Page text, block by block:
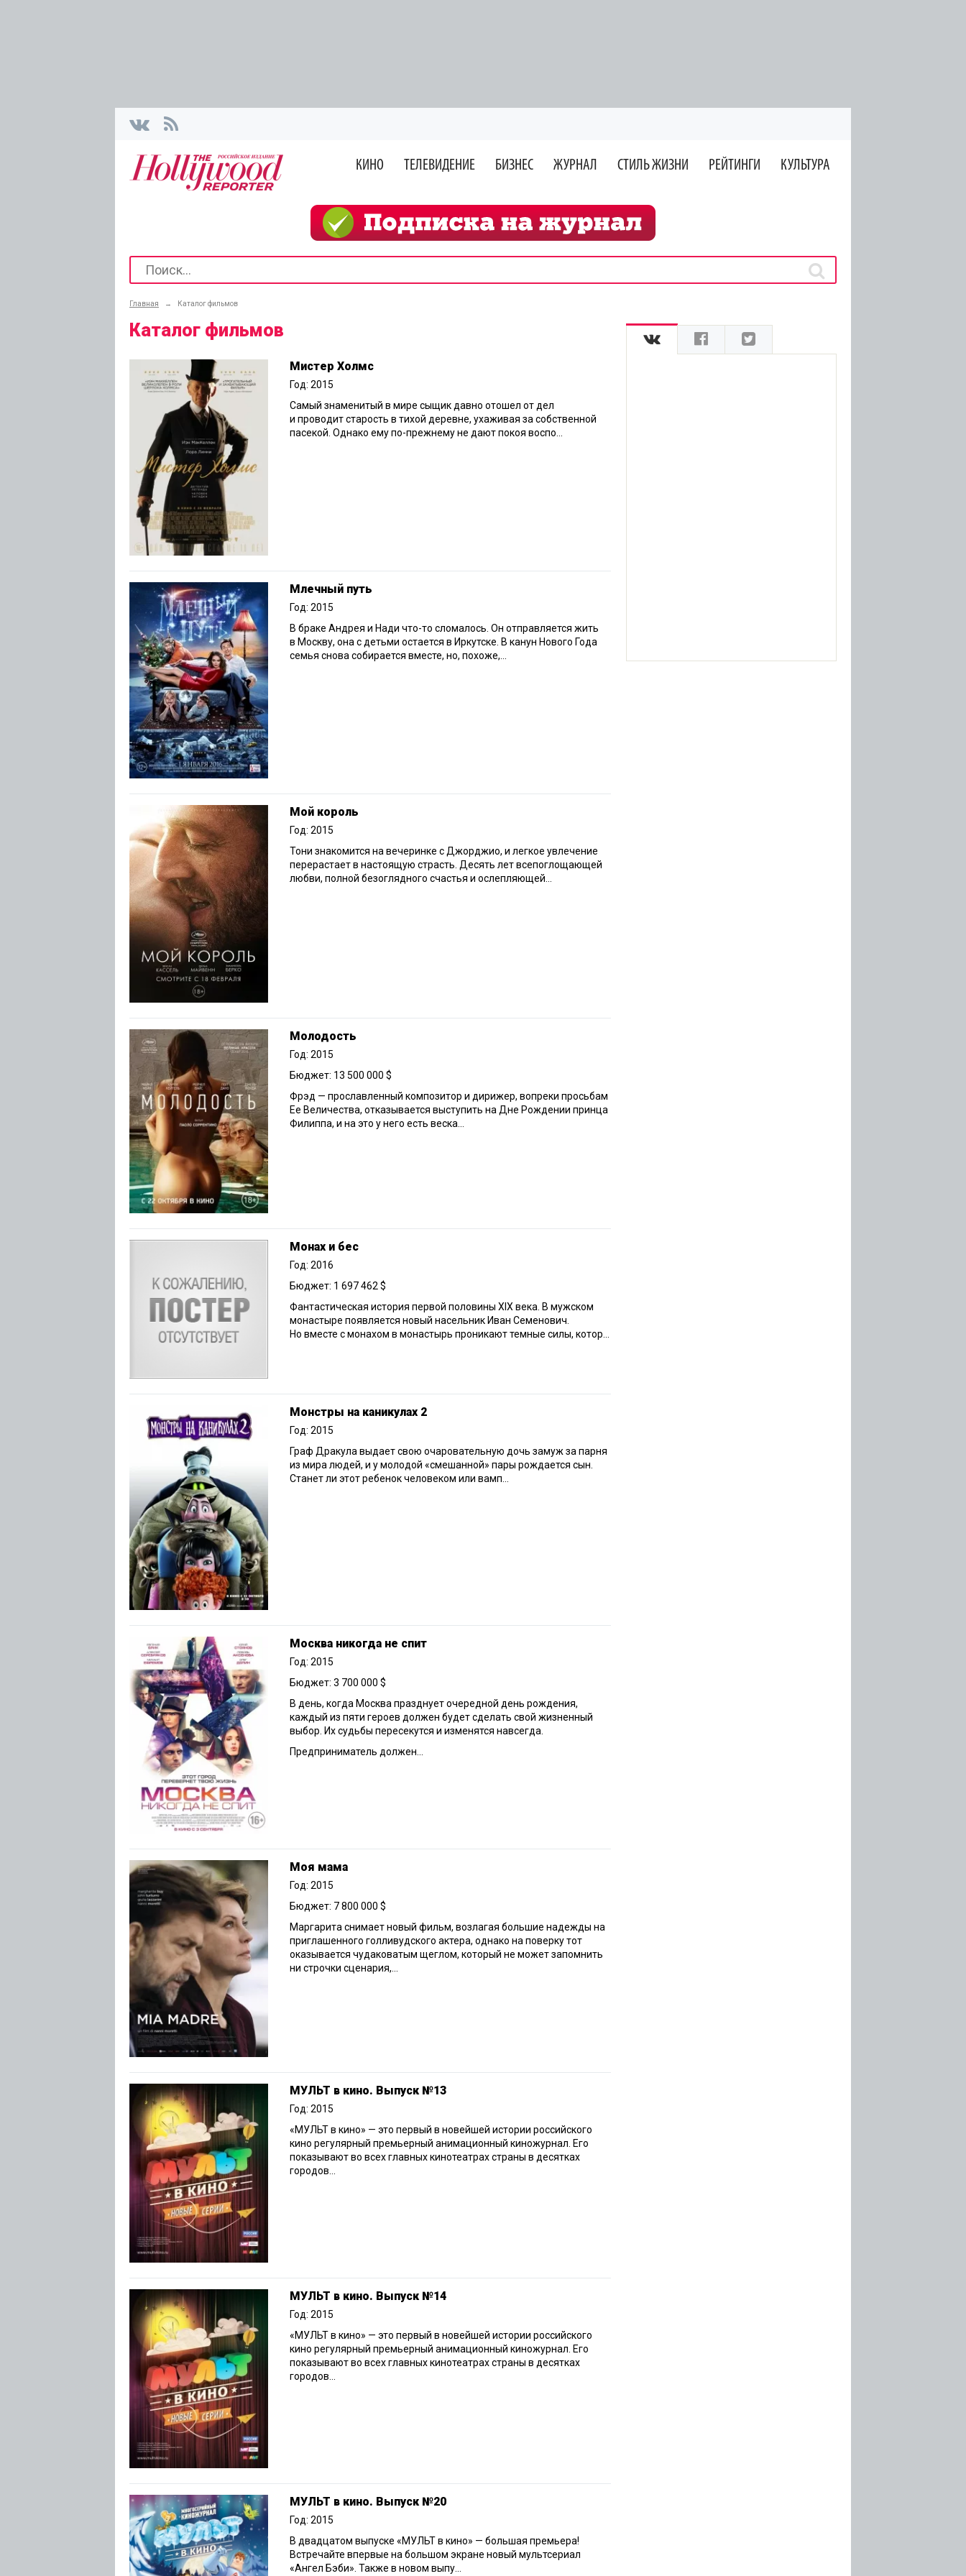
КИНО ТЕЛЕВИДЕНИЕ БИЗНЕС ЖУРНАЛ СТИЛЬ ЖИЗНИ РЕЙТИНГИ КУЛЬТУРА
Главная → Каталог фильмов
Каталог фильмов
Мистер Холмс
Год: 2015
Самый знаменитый в мире сыщик давно отошел от дел
и проводит старость в тихой деревне, ухаживая за собственной
пасекой. Однако ему по-прежнему не дают покоя воспо...
Млечный путь
Год: 2015
В браке Андрея и Нади что-то сломалось. Он отправляется жить
в Москву, она с детьми остается в Иркутске. В канун Нового Года
семья снова собирается вместе, но, похоже,...
Мой король
Год: 2015
Тони знакомится на вечеринке с Джорджио, и легкое увлечение
перерастает в настоящую страсть. Десять лет всепоглощающей
любви, полной безоглядного счастья и ослепляющей...
Молодость
Год: 2015
Бюджет: 13 500 000 $
Фрэд — прославленный композитор и дирижер, вопреки просьбам
Ее Величества, отказывается выступить на Дне Рождении принца
Филиппа, и на это у него есть веска...
Монах и бес
Год: 2016
Бюджет: 1 697 462 $
Фантастическая история первой половины XIX века. В мужском
монастыре появляется новый насельник Иван Семенович.
Но вместе с монахом в монастырь проникают темные силы, котор...
Монстры на каникулах 2
Год: 2015
Граф Дракула выдает свою очаровательную дочь замуж за парня
из мира людей, и у молодой «смешанной» пары рождается сын.
Станет ли этот ребенок человеком или вамп...
Москва никогда не спит
Год: 2015
Бюджет: 3 700 000 $
В день, когда Москва празднует очередной день рождения,
каждый из пяти героев должен будет сделать свой жизненный
выбор. Их судьбы пересекутся и изменятся навсегда.
Предприниматель должен...
Моя мама
Год: 2015
Бюджет: 7 800 000 $
Маргарита снимает новый фильм, возлагая большие надежды на
приглашенного голливудского актера, однако на поверку тот
оказывается чудаковатым щеглом, который не может запомнить
ни строчки сценария,...
МУЛЬТ в кино. Выпуск №13
Год: 2015
«МУЛЬТ в кино» — это первый в новейшей истории российского
кино регулярный премьерный анимационный киножурнал. Его
показывают во всех главных кинотеатрах страны в десятках
городов...
МУЛЬТ в кино. Выпуск №14
Год: 2015
«МУЛЬТ в кино» — это первый в новейшей истории российского
кино регулярный премьерный анимационный киножурнал. Его
показывают во всех главных кинотеатрах страны в десятках
городов...
МУЛЬТ в кино. Выпуск №20
Год: 2015
В двадцатом выпуске «МУЛЬТ в кино» — большая премьера!
Встречайте впервые на большом экране новый мультсериал
«Ангел Бэби». Также в новом выпу...